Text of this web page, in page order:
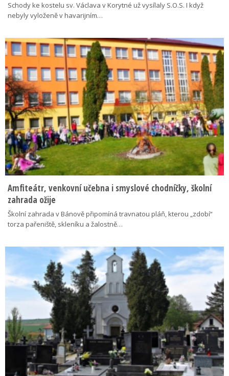
Schody ke kostelu sv. Václava v Korytné už vysílaly S.O.S. I když
nebyly vyloženě v havarijním…
Amfiteátr, venkovní učebna i smyslové chodníčky, školní
zahrada ožije
Školní zahrada v Bánově připomíná travnatou pláň, kterou „zdobí“
torza pařeniště, skleníku a žalostně…